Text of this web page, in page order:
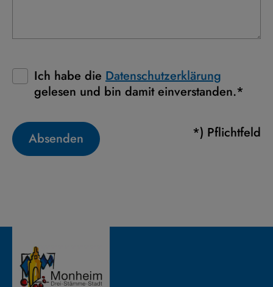
Ich habe die Datenschutzerklärung
gelesen und bin damit einverstanden.*
Absenden *) Pflichtfeld